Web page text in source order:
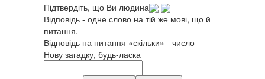
Підтвердіть, що Ви людина
Відповідь - одне слово на тій же мові, що й
питання.
Відповідь на питання «скільки» - число
Нову загадку, будь-ласка